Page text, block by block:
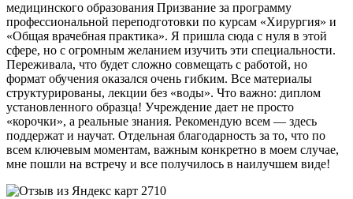
медицинского образования Призвание за программу
профессиональной переподготовки по курсам «Хирургия» и
«Общая врачебная практика». Я пришла сюда с нуля в этой
сфере, но с огромным желанием изучить эти специальности.
Переживала, что будет сложно совмещать с работой, но
формат обучения оказался очень гибким. Все материалы
структурированы, лекции без «воды». Что важно: диплом
установленного образца! Учреждение дает не просто
«корочки», а реальные знания. Рекомендую всем — здесь
поддержат и научат. Отдельная благодарность за то, что по
всем ключевым моментам, важным конкретно в моем случае,
мне пошли на встречу и все получилось в наилучшем виде!